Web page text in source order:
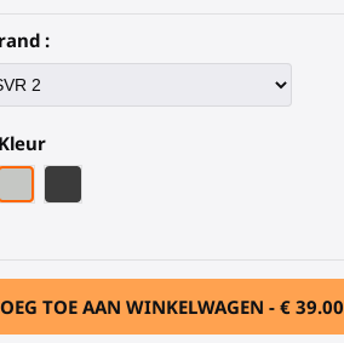
:
TOE AAN WINKELWAGEN -€ 39.00